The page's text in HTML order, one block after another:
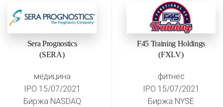
Sera Prognostics
(SERA)
медицина
IPO 15/07/2021
Биржа NASDAQ
F45 Training Holdings
(FXLV)
фитнес
IPO 15/07/2021
Биржа NYSE